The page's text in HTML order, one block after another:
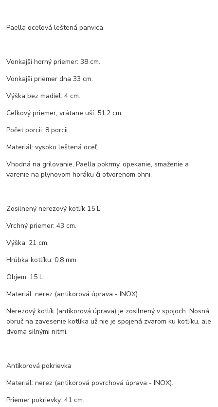
Paella oceľová leštená panvica
Vonkajší horný priemer: 38 cm.
Vonkajší priemer dna 33 cm.
Výška bez madiel: 4 cm.
Celkový priemer, vrátane uší: 51,2 cm.
Počet porcii: 8 porcii.
Materiál: vysoko leštená oceľ.
Vhodná na grilovanie, Paella pokrmy, opekanie, smaženie a
varenie na plynovom horáku či otvorenom ohni.
Zosilnený nerezový kotlík 15 L
Vrchný priemer: 43 cm.
Výška: 21 cm.
Hrúbka kotlíku: 0,8 mm.
Objem: 15 L.
Materiál: nerez (antikorová úprava - INOX).
Nerezový kotlík (antikorová úprava) je zosilnený v spojoch. Nosná
obruč na zavesenie kotlíka už nie je spojená zvarom ku kotlíku, ale
dvoma silnými nitmi.
Antikorová pokrievka
Materiál: nerez (antikorová povrchová úprava - INOX).
Priemer pokrievky: 41 cm.